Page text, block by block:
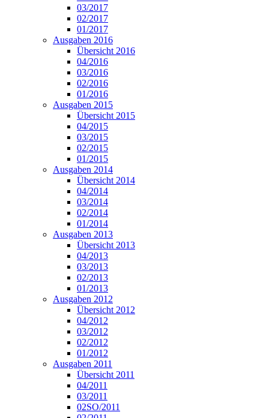
03/2017
02/2017
01/2017
Ausgaben 2016
Übersicht 2016
04/2016
03/2016
02/2016
01/2016
Ausgaben 2015
Übersicht 2015
04/2015
03/2015
02/2015
01/2015
Ausgaben 2014
Übersicht 2014
04/2014
03/2014
02/2014
01/2014
Ausgaben 2013
Übersicht 2013
04/2013
03/2013
02/2013
01/2013
Ausgaben 2012
Übersicht 2012
04/2012
03/2012
02/2012
01/2012
Ausgaben 2011
Übersicht 2011
04/2011
03/2011
02SO/2011